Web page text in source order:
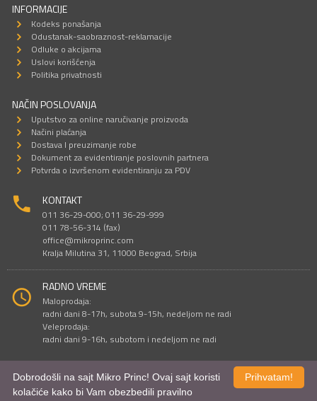
INFORMACIJE
Kodeks ponašanja
Odustanak-saobraznost-reklamacije
Odluke o akcijama
Uslovi korišćenja
Politika privatnosti
NAČIN POSLOVANJA
Uputstvo za online naručivanje proizvoda
Načini plaćanja
Dostava I preuzimanje robe
Dokument za evidentiranje poslovnih partnera
Potvrda o izvršenom evidentiranju za PDV
KONTAKT
011 36-29-000; 011 36-29-999
011 78-56-314 (fax)
office@mikroprinc.com
Kralja Milutina 31, 11000 Beograd, Srbija
RADNO VREME
Maloprodaja:
radni dani 8-17h, subota 9-15h, nedeljom ne radi
Veleprodaja:
radni dani 9-16h, subotom i nedeljom ne radi
Sve cene su iskazane u dinarima. PDV je uračunat u cenu.
© Mikro Princ 1999 - 2026. Sva prava su zadržana.
Prihvatam!
Dobrodošli na sajt Mikro Princ! Ovaj sajt koristi
kolačiće kako bi Vam obezbedili pravilno